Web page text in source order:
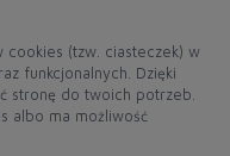
cookies (tzw. ciasteczek) w
funkcjonalnych. Dzięki
stronę do twoich potrzeb.
albo ma możliwość